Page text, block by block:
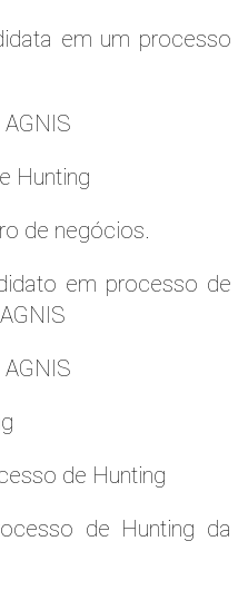
em um processo
Hunting
de negócios.
em processo de
de Hunting
de Hunting da